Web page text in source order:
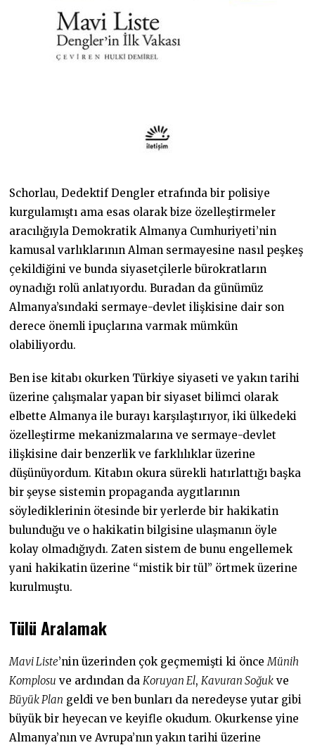
Schorlau, Dedektif Dengler etrafında bir polisiye
kurgulamıştı ama esas olarak bize özelleştirmeler
aracılığıyla Demokratik Almanya Cumhuriyeti’nin
kamusal varlıklarının Alman sermayesine nasıl peşkeş
çekildiğini ve bunda siyasetçilerle bürokratların
oynadığı rolü anlatıyordu. Buradan da günümüz
Almanya’sındaki sermaye-devlet ilişkisine dair son
derece önemli ipuçlarına varmak mümkün
olabiliyordu.
Ben ise kitabı okurken Türkiye siyaseti ve yakın tarihi
üzerine çalışmalar yapan bir siyaset bilimci olarak
elbette Almanya ile burayı karşılaştırıyor, iki ülkedeki
özelleştirme mekanizmalarına ve sermaye-devlet
ilişkisine dair benzerlik ve farklılıklar üzerine
düşünüyordum. Kitabın okura sürekli hatırlattığı başka
bir şeyse sistemin propaganda aygıtlarının
söylediklerinin ötesinde bir yerlerde bir hakikatin
bulunduğu ve o hakikatin bilgisine ulaşmanın öyle
kolay olmadığıydı. Zaten sistem de bunu engellemek
yani hakikatin üzerine “mistik bir tül” örtmek üzerine
kurulmuştu.
Tülü Aralamak
Mavi Liste’nin üzerinden çok geçmemişti ki önce Münih
Komplosu ve ardından da Koruyan El, Kavuran Soğuk ve
Büyük Plan geldi ve ben bunları da neredeyse yutar gibi
büyük bir heyecan ve keyifle okudum. Okurkense yine
Almanya’nın ve Avrupa’nın yakın tarihi üzerine